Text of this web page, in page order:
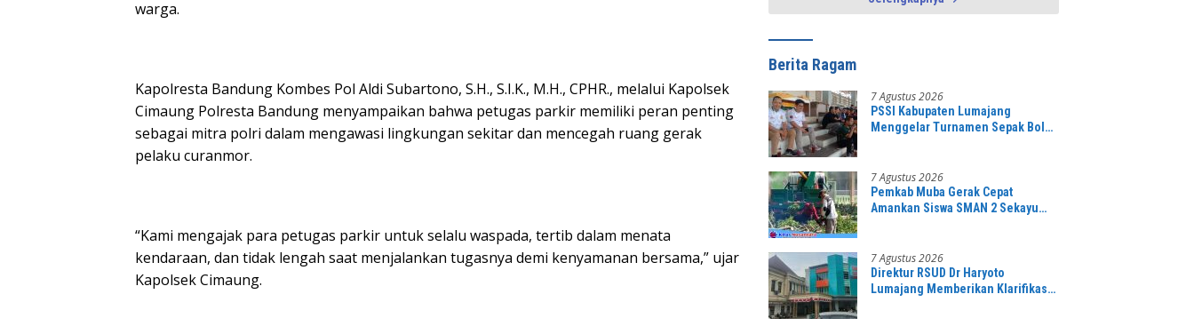
warga.
Kapolresta Bandung Kombes Pol Aldi Subartono, S.H., S.I.K., M.H., CPHR., melalui Kapolsek
Cimaung Polresta Bandung menyampaikan bahwa petugas parkir memiliki peran penting
sebagai mitra polri dalam mengawasi lingkungan sekitar dan mencegah ruang gerak
pelaku curanmor.
“Kami mengajak para petugas parkir untuk selalu waspada, tertib dalam menata
kendaraan, dan tidak lengah saat menjalankan tugasnya demi kenyamanan bersama,” ujar
Kapolsek Cimaung.
Berita Ragam
7 Agustus 2026
PSSI Kabupaten Lumajang
Menggelar Turnamen Sepak Bola
7 Agustus 2026
Pemkab Muba Gerak Cepat
Amankan Siswa SMAN 2 Sekayu
7 Agustus 2026
Direktur RSUD Dr Haryoto
Lumajang Memberikan Klarifikasi